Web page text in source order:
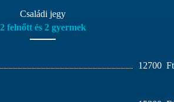
Családi jegy
2 felnőtt és 2 gyermek
Ft
12700